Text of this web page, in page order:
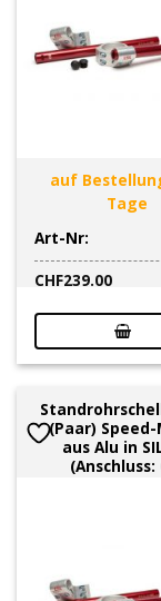
auf
Tage
Art-Nr:
CHF239.00
(Paar)
aus Alu in
(Anschluss: